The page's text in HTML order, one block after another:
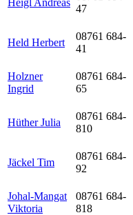
Heigl Andreas
47
Held Herbert
08761 684-
41
Holzner
Ingrid
08761 684-
65
Hüther Julia
08761 684-
810
Jäckel Tim
08761 684-
92
Johal-Mangat
Viktoria
08761 684-
818